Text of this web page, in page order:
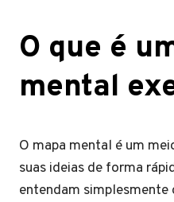
O que é
mental
O mapa mental é um
suas ideias de forma
entendam simplesmente